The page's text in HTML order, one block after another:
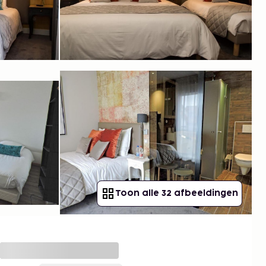
Toon alle 32 afbeeldingen